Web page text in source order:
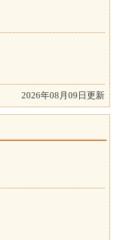
2026年08月09日更新